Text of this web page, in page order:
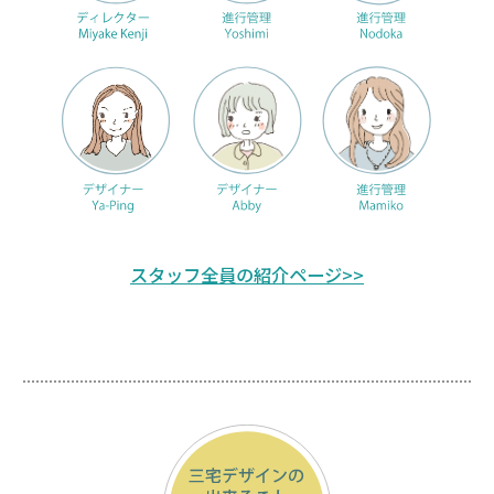
スタッフ全員の紹介ページ>>